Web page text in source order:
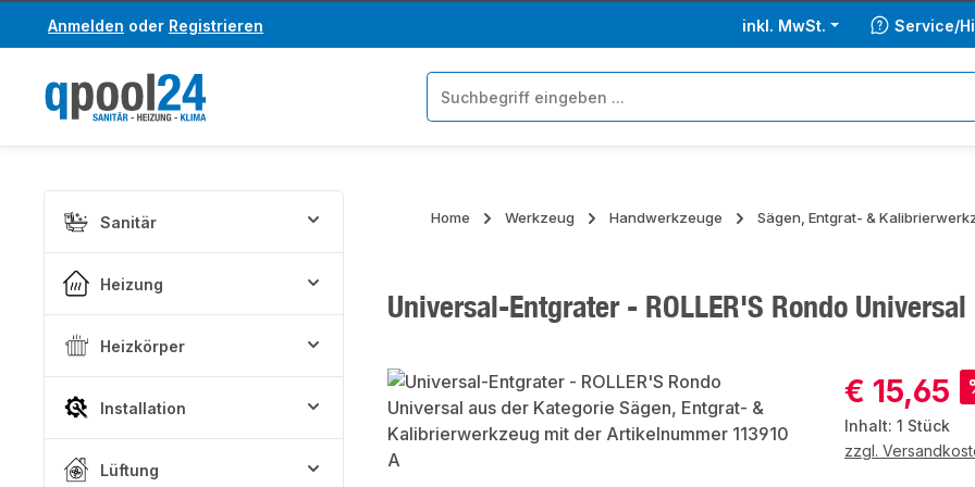
Hauptinhalt springen
Zur Suche springen
Anmelden oder Registrieren inkl. MwSt. Service/
Sanitär
Heizung
Heizkörper
Installation
Lüftung
Home Werkzeug Handwerkzeuge Sägen, Entgrat- &
Universal-Entgrater - ROLLER'S Rondo Universal
Bildergalerie überspringen Verkaufspreis:
€ 15,65
Inhalt: 1 Stück
zzgl.